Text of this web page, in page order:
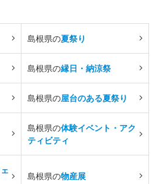
島根県の夏祭り
島根県の縁日・納涼祭
島根県の屋台のある夏祭り
島根県の体験イベント・アク
ティビティ
島根県の物産展